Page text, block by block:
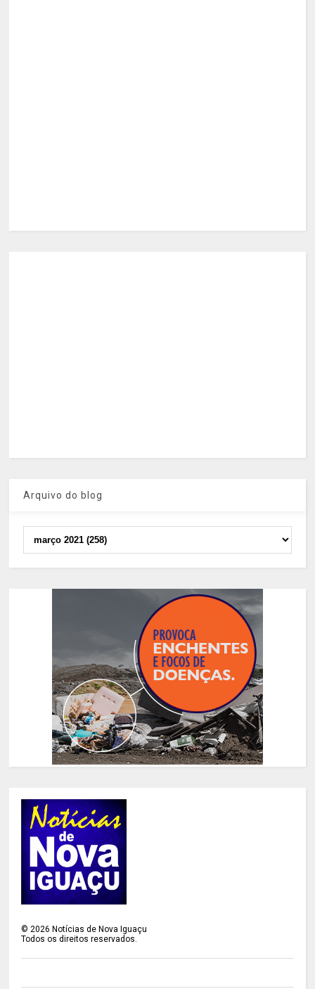
Arquivo do blog
©2026 Notícias de Nova Iguaçu
Todos os direitos reservados.